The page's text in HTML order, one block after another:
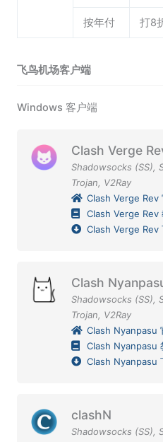
按年付 打8
飞鸟机场客户端
Windows 客户端
Clash Verge
Shadowsocks (SS),
Trojan, V2Ray
Clash Verge Rev
Clash Verge Rev
Clash Verge Rev
Clash
Shadowsocks (SS),
Trojan, V2Ray
Clash Nyanpasu
Clash Nyanpasu
Clash Nyanpasu
clashN
Shadowsocks (SS),